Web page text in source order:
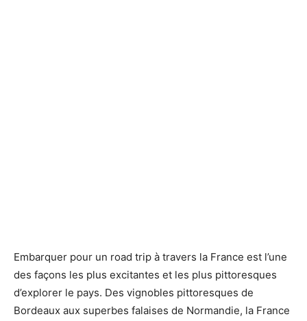
Embarquer pour un road trip à travers la France est l’une
des façons les plus excitantes et les plus pittoresques
d’explorer le pays. Des vignobles pittoresques de
Bordeaux aux superbes falaises de Normandie, la France